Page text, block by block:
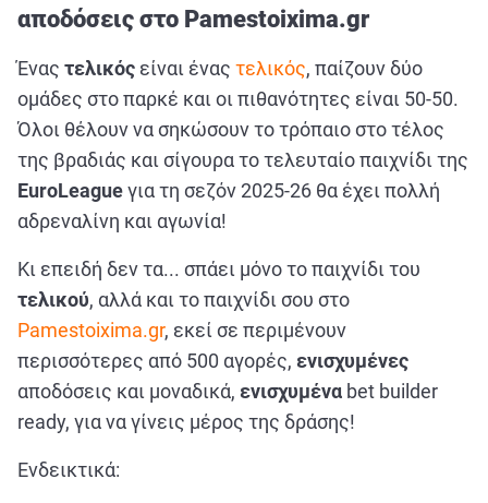
αποδόσεις στο Pamestoixima.gr
Ένας τελικός είναι ένας τελικός, παίζουν δύο
ομάδες στο παρκέ και οι πιθανότητες είναι 50-50.
Όλοι θέλουν να σηκώσουν το τρόπαιο στο τέλος
της βραδιάς και σίγουρα το τελευταίο παιχνίδι της
EuroLeagueγια τη σεζόν 2025-26 θα έχει πολλή
αδρεναλίνη και αγωνία!
Κι επειδή δεν τα... σπάει μόνο το παιχνίδι του
τελικού, αλλά και το παιχνίδι σου στο
Pamestoixima.gr, εκεί σε περιμένουν
περισσότερες από 500 αγορές, ενισχυμένες
αποδόσεις και μοναδικά, ενισχυμένα bet builder
ready, για να γίνεις μέρος της δράσης!
Ενδεικτικά: